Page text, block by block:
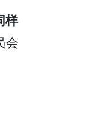
样
会